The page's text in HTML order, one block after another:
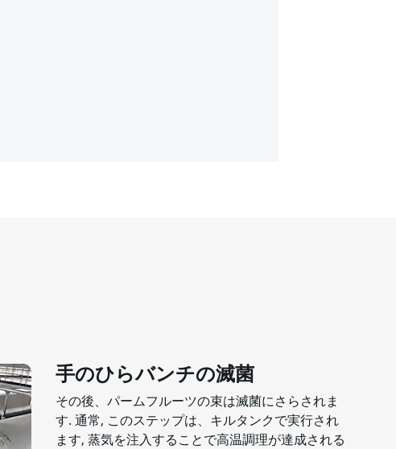
手のひらバンチの滅菌
その後、パームフルーツの束は滅菌にさらされま
す. 通常, このステップは、キルタンクで実行され
ます, 蒸気を注入することで高温調理が達成される